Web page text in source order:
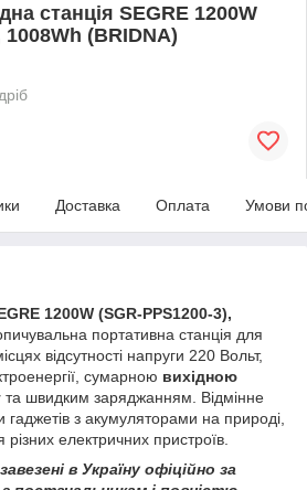
станція SEGRE 1200W
1008Wh (BRIDNA)
Доставка Оплата Умови
1200W (SGR-PPS1200-3),
портативна станція для
відсутності напруги 220 Вольт,
сумарною вихідною
та швидким заряджанням. Відмінне
гаджетів з акумуляторами на природі,
різних електричних пристроїв.
в Україну офіційно за